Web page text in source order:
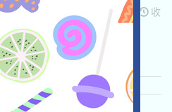
Mail
收
23
2.7 查阅详情